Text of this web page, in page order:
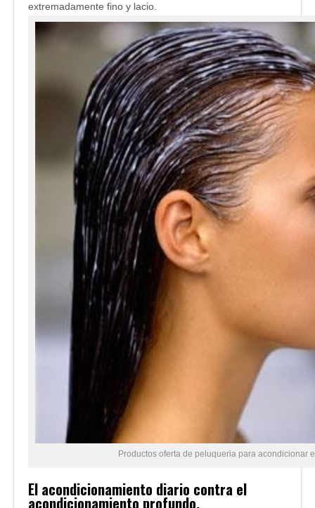
extremadamente fino y lacio.
Productos oferta de peluqueria para acondicionar
El acondicionamiento diario contra el
acondicionamiento profundo.